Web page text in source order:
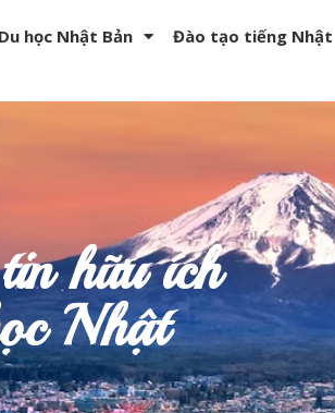
Du học Nhật Bản Đào tạo tiếng Nhật
hữu ích
Nhật